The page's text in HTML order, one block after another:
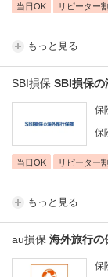
当日OK リピーター
もっと見る
SBI損保 SBI損保の
保
保
当日OK リピーター
もっと見る
au損保 海外旅行の
保